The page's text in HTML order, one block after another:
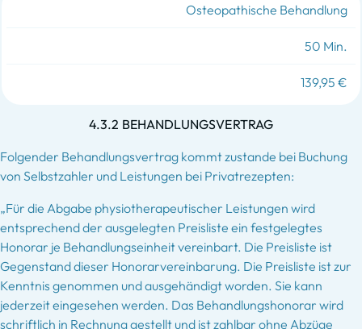
Osteopathische Behandlung
50 Min.
139,95 €
4.3.2 BEHANDLUNGSVERTRAG
Folgender Behandlungsvertrag kommt zustande bei Buchung
von Selbstzahler und Leistungen bei Privatrezepten:
„Für die Abgabe physiotherapeutischer Leistungen wird
entsprechend der ausgelegten Preisliste ein festgelegtes
Honorar je Behandlungseinheit vereinbart. Die Preisliste ist
Gegenstand dieser Honorarvereinbarung. Die Preisliste ist zur
Kenntnis genommen und ausgehändigt worden. Sie kann
jederzeit eingesehen werden. Das Behandlungshonorar wird
schriftlich in Rechnung gestellt und ist zahlbar ohne Abzüge